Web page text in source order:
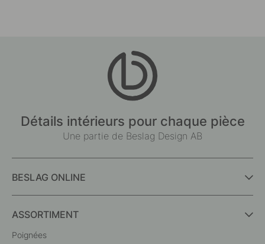
Détails intérieurs pour chaque pièce
Une partie de Beslag Design AB
BESLAG ONLINE
ASSORTIMENT
Poignées